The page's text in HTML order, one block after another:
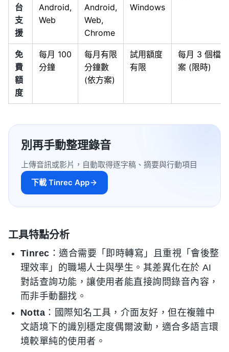
台
支
援
Android,
Web
Android,
Web,
Chrome
Windows
免
費
額
度
每月 100
分鐘
每月有限
分鐘數
(依方案)
試用額度
有限
每月 3 個檔
案 (限時)
別再手動整理錄音
上傳音訊或影片，自動取得逐字稿、摘要與行動項目
下載 Tinrec App
工具特點分析
Tinrec ：適合需要「即時轉寫」且重視「會後整
理效率」的職場人士與學生。其差異化在於 AI
對話查詢功能，讓使用者能直接詢問錄音內容，
而非手動翻找。
Notta ：國際知名工具，介面友好，但在複雜中
文語境下的識別穩定度偶爾波動，適合多語言環
境較單純的使用者。